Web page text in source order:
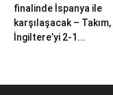
finalinde İspanya ile
karşılaşacak – Takım,
İngiltere’yi 2-1...